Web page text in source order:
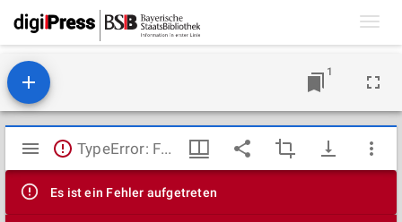
1
Mirador
Viewer
TypeError: Failed to fetch
Es ist ein Fehler aufgetreten